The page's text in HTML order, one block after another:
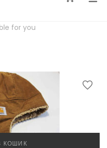
for you
КОШИК